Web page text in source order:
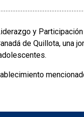
y
de Quillota, una